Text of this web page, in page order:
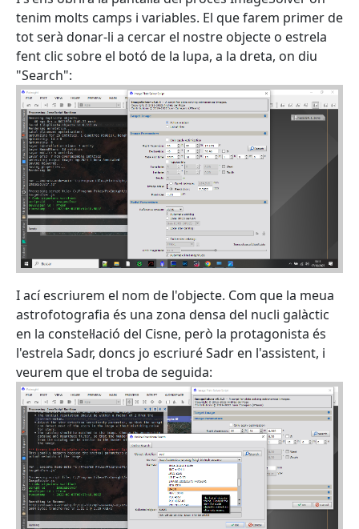
tenim molts camps i variables. El que farem primer de
tot serà donar-li a cercar el nostre objecte o estrela
fent clic sobre el botó de la lupa, a la dreta, on diu
"Search":
I ací escriurem el nom de l'objecte. Com que la meua
astrofotografia és una zona densa del nucli galàctic
en la constel·lació del Cisne, però la protagonista és
l'estrela Sadr, doncs jo escriuré Sadr en l'assistent, i
veurem que el troba de seguida: